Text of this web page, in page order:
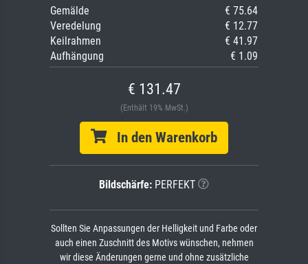
Gemälde
€ 75.64
Veredelung
€ 12.77
Keilrahmen
€ 41.97
Aufhängung
€ 1.09
€ 131.47
(Enthält 19% MwSt.)
In den Warenkorb
Bildschärfe: PERFEKT
Sollten Sie Anpassungen der Helligkeit und Farbe oder
auch einen Zuschnitt des Motivs wünschen, nehmen
wir diese Änderungen gerne und ohne zusätzliche